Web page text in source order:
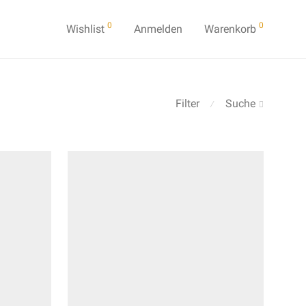
Wishlist 0 Anmelden Warenkorb 0
Filter ⁄ Suche